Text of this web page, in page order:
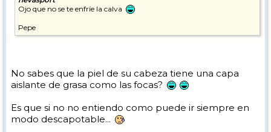
Ojo que no se te enfríe la calva
Pepe
No sabes que la piel de su cabeza tiene una capa
aislante de grasa como las focas?
Es que si no no entiendo como puede ir siempre en
modo descapotable...